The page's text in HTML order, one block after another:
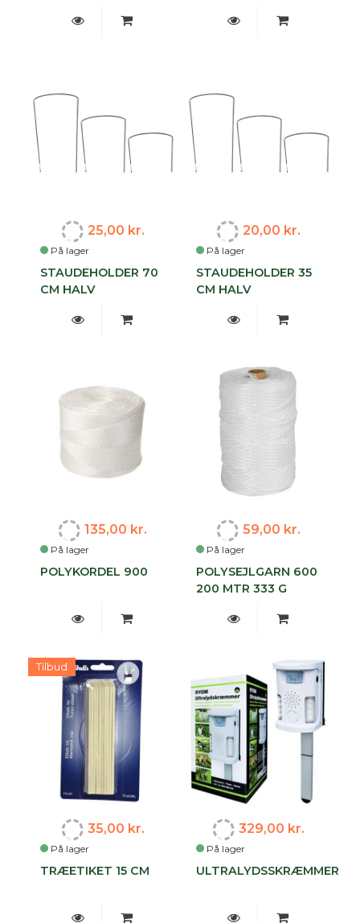
På lager
25,00 kr.
STAUDEHOLDER 70
CM HALV
På lager
20,00 kr.
STAUDEHOLDER 35
CM HALV
På lager
135,00 kr.
POLYKORDEL 900
På lager
59,00 kr.
POLYSEJLGARN 600
200 MTR 333 G
Tilbud
På lager
35,00 kr.
TRÆETIKET 15 CM
På lager
329,00 kr.
ULTRALYDSSKRÆMMER